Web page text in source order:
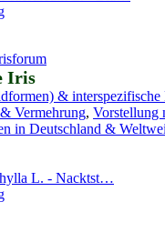
Iris
& interspezifische
Vermehrung, Vorstellung
in Deutschland &
L. - Nacktst…